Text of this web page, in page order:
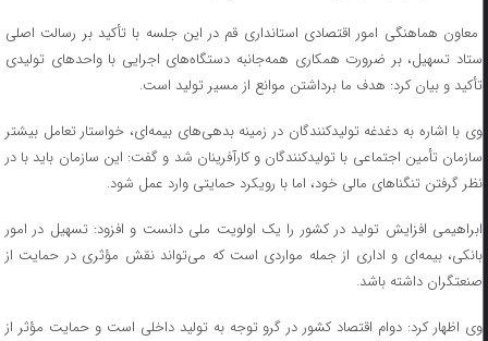
معاون هماهنگی امور اقتصادی استانداری قم در این جلسه با تأکید بر رسالت اصلی
ستاد تسهیل، بر ضرورت همکاری همه‌جانبه دستگاه‌های اجرایی با واحدهای تولیدی
تأکید و بیان کرد: هدف ما برداشتن موانع از مسیر تولید است.
وی با اشاره به دغدغه‌ تولیدکنندگان در زمینه بدهی‌های بیمه‌ای، خواستار تعامل بیشتر
سازمان تأمین اجتماعی با تولیدکنندگان و کارآفرینان شد و گفت: این سازمان باید با در
نظر گرفتن تنگناهای مالی خود، اما با رویکرد حمایتی وارد عمل شود.
ابراهیمی افزایش تولید در کشور را یک اولویت ملی دانست و افزود: تسهیل در امور
بانکی، بیمه‌ای و اداری از جمله مواردی است که می‌تواند نقش مؤثری در حمایت از
صنعتگران داشته باشد.
وی اظهار کرد: دوام اقتصاد کشور در گرو توجه به تولید داخلی است و حمایت مؤثر از